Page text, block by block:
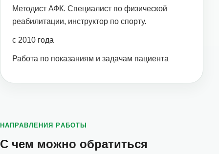
Методист АФК. Специалист по физической
реабилитации, инструктор по спорту.
с 2010 года
Работа по показаниям и задачам пациента
НАПРАВЛЕНИЯ РАБОТЫ
С чем можно обратиться